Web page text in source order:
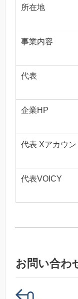
所在地
事業内容
代表
企業HP
代表 Xアカウン
代表VOICY
お問い合わ